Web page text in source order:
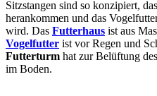
Sitzstangen sind so konzipiert,
herankommen und das
wird. Das Futterhaus ist aus
Vogelfutter ist vor Regen und
Futterturm hat zur Belüftung
im Boden.